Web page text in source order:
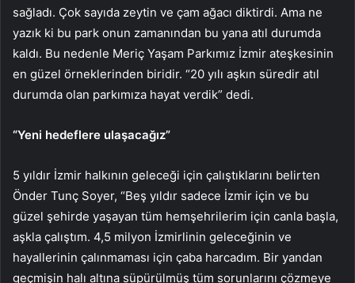
sağladı. Çok sayıda zeytin ve çam ağacı diktirdi. Ama ne
yazık ki bu park onun zamanından bu yana atıl durumda
kaldı. Bu nedenle Meriç Yaşam Parkımız İzmir ateşkesinin
en güzel örneklerinden biridir. “20 yılı aşkın süredir atıl
durumda olan parkımıza hayat verdik” dedi.
“Yeni hedeflere ulaşacağız”
5 yıldır İzmir halkının geleceği için çalıştıklarını belirten
Önder Tunç Soyer, “Beş yıldır sadece İzmir için ve bu
güzel şehirde yaşayan tüm hemşehrilerim için canla başla,
aşkla çalıştım. 4,5 milyon İzmirlinin geleceğinin ve
hayallerinin çalınmaması için çaba harcadım. Bir yandan
geçmişin halı altına süpürülmüş tüm sorunlarını çözmeye